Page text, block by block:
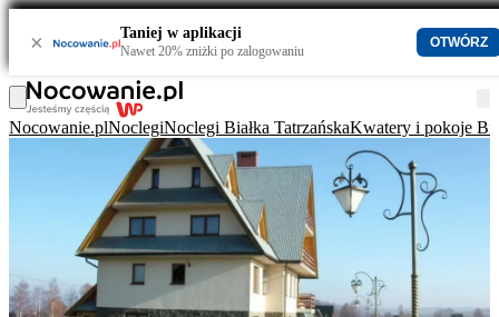
× Taniej w aplikacji
Nawet 20% zniżki po zalogowaniu
OTWÓRZ
Nocowanie.plNoclegiNoclegi Białka TatrzańskaKwatery i pokoje